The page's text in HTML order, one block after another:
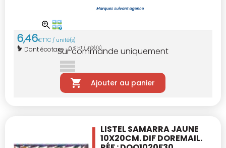
6,46€TTC / unité(s)
Dont écotaxe :0 € HT / unité(s)
Sur commande uniquement
Ajouter au panier
LISTEL SAMARRA JAUNE
10X20CM.DIF DOREMAIL.